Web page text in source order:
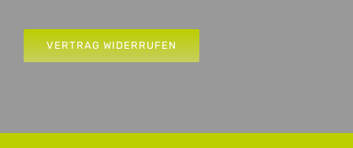
VERTRAG WIDERRUFEN